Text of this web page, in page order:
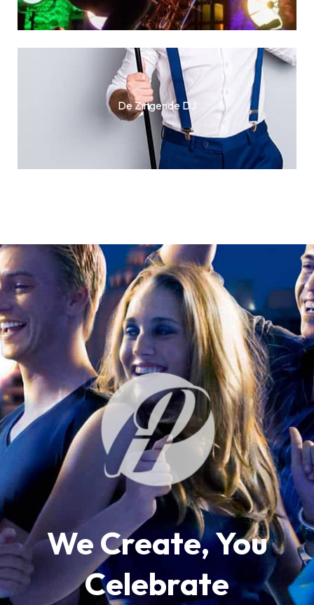
De Zingende DJ
We Create, You
Celebrate